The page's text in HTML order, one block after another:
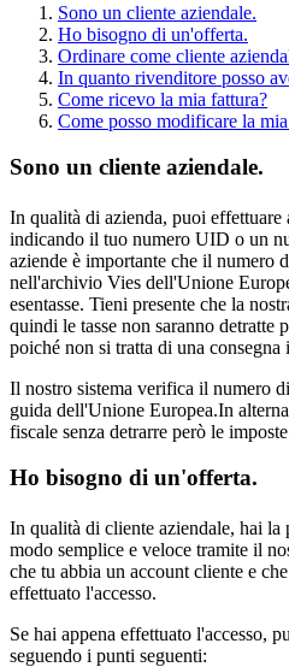
Sono un cliente aziendale.
Ho bisogno di un'offerta.
Ordinare come cliente
In quanto rivenditore posso
Come ricevo la mia fattura?
Come posso modificare la
Sono un cliente aziendale.
In qualità di azienda, puoi effettuare
indicando il tuo numero UID o un
aziende è importante che il numero
nell'archivio Vies dell'Unione
esentasse. Tieni presente che la
quindi le tasse non saranno detratte
poiché non si tratta di una consegna
Il nostro sistema verifica il numero
guida dell'Unione Europea.In
fiscale senza detrarre però le
Ho bisogno di un'offerta.
In qualità di cliente aziendale, hai
modo semplice e veloce tramite il
che tu abbia un account cliente e
effettuato l'accesso.
Se hai appena effettuato l'accesso,
seguendo i punti seguenti: